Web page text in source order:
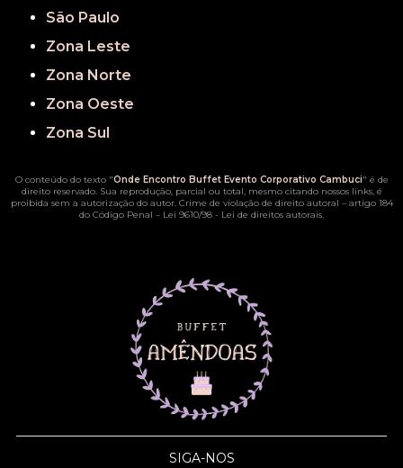
São Paulo
Zona Leste
Zona Norte
Zona Oeste
Zona Sul
O conteúdo do texto "Onde Encontro Buffet Evento Corporativo Cambuci" é de
direito reservado. Sua reprodução, parcial ou total, mesmo citando nossos links, é
proibida sem a autorização do autor. Crime de violação de direito autoral – artigo 184
do Código Penal – Lei 9610/98 - Lei de direitos autorais.
SIGA-NOS